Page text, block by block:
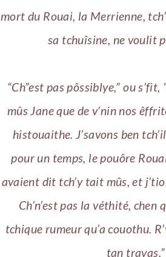
mort du Rouai, la Merrienne,
sa tchuîsine, ne voulit
“Ch”est pas pôssiblye,” ou
mûs Jane que de v’nin nos
histouaithe. J’savons ben
pour un temps, le pouôre
avaient dit tch’y tait mûs, et
Ch’n’est pas la véthité, chen
tchique rumeur qu’a couothu.
tan travas.”